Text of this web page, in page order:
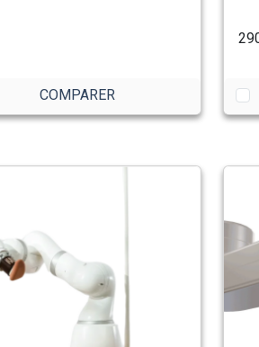
COMPARER